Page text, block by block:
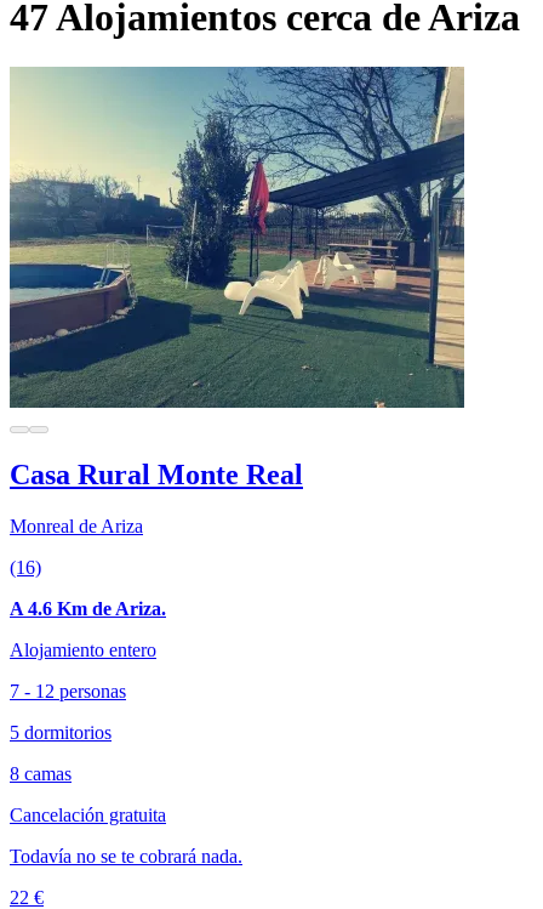
47 Alojamientos cerca de Ariza
Casa Rural Monte Real
Monreal de Ariza
(16)
A 4.6 Km de Ariza.
Alojamiento entero
7 - 12 personas
5 dormitorios
8 camas
Cancelación gratuita
Todavía no se te cobrará nada.
22 €